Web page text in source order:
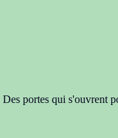
Des portes qui s'ouvrent